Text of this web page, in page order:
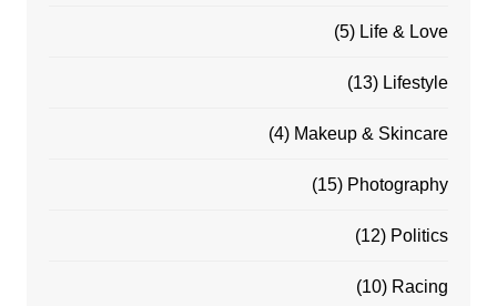
Life & Love
(5)
Lifestyle
(13)
Makeup & Skincare
(4)
Photography
(15)
Politics
(12)
Racing
(10)